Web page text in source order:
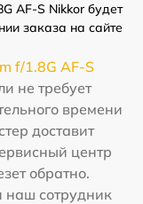
AF-S Nikkor будет
заказа на сайте
f/1.8G AF-S
не требует
времени
доставит
центр
обратно.
наш сотрудник